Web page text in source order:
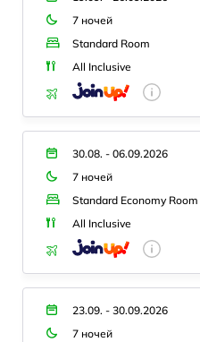
7 ночей
Standard Room
All Inclusive
30.08. - 06.09.2026
7 ночей
Standard Economy Room
All Inclusive
23.09. - 30.09.2026
7 ночей